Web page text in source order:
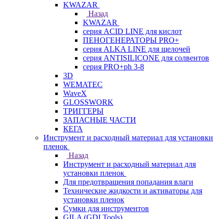
KWAZAR
Назад
KWAZAR
серия ACID LINE для кислот
ПЕНОГЕНЕРАТОРЫ PRO+
серия ALKA LINE для щелочей
серия ANTISILICONE для солвентов
серия PRO+ph 3-8
3D
WEMATEC
WaveX
GLOSSWORK
ТРИГГЕРЫ
ЗАПАСНЫЕ ЧАСТИ
КЕГА
Инструмент и расходный материал для установки
пленок
Назад
Инструмент и расходный материал для
установки пленок
Для предотвращения попадания влаги
Технические жидкости и активаторы для
установки пленок
Сумки для инструментов
GILA (GDI Tools)